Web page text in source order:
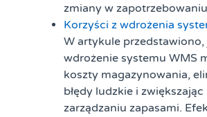
zmiany w
Korzyści z wdrożenia
W artykule przedstawiono,
wdrożenie systemu WMS
koszty magazynowania,
błędy ludzkie i
zarządzaniu zapasami.